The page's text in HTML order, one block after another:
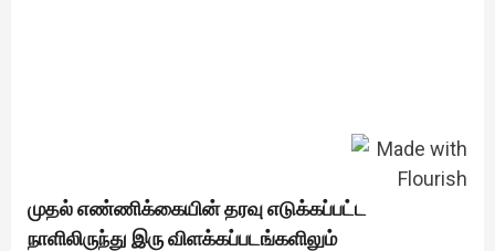
முதல் எண்ணிக்கையின் தரவு எடுக்கப்பட்ட
நாளிலிருந்து இரு விளக்கப்படங்களிலும்